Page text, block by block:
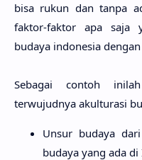
bisa rukun dan tanpa
faktor-faktor apa saja
budaya indonesia
Sebagai contoh
terwujudnya akulturasi
Unsur budaya
budaya yang ada di